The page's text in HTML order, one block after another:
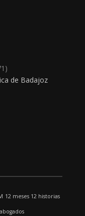
de Badajoz
12 meses 12 historias
abogados